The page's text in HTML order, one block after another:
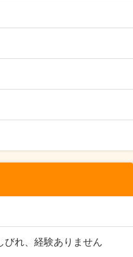
びれ、経験ありません